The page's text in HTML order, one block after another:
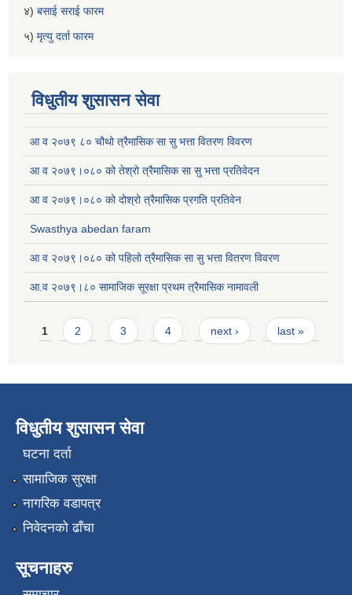
४) बसाई सराई फारम
५) मृत्यु दर्ता फारम
विधुतीय शुसासन सेवा
आ व २०७९ ८० चौथो त्रैमासिक सा सु भत्ता वितरण विवरण
आ व २०७९।०८० को तेश्रो त्रैमासिक सा सु भत्ता प्रतिवेदन
आ व २०७९।०८० को दोश्रो त्रैमासिक प्रगति प्रतिवेन
Swasthya abedan faram
आ व २०७९।०८० को पहिलो त्रैमासिक सा सु भत्ता वितरण विवरण
आ.व २०७९।८० सामाजिक सूरक्षा प्रथम त्रैमासिक नामावली
Pages
1 2 3 4 next › last »
विधुतीय शुसासन सेवा
घटना दर्ता
सामाजिक सुरक्षा
नागरिक वडापत्र
निवेदनको ढाँचा
सूचनाहरु